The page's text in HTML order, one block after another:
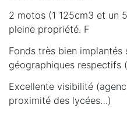
2 motos (1 125cm3 et un
pleine propriété. F
Fonds très bien implantés
géographiques respectifs
Excellente visibilité
proximité des lycées…)